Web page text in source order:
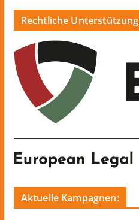
Rechtliche Unterstützung
Aktuelle Kampagnen: